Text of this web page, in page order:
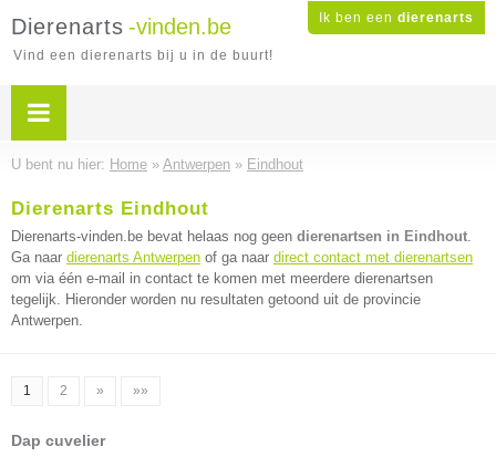
Ik ben een dierenarts
Dierenarts -vinden.be
Vind een dierenarts bij u in de buurt!
U bent nu hier: Home » Antwerpen » Eindhout
Dierenarts Eindhout
Dierenarts-vinden.be bevat helaas nog geen dierenartsen in Eindhout.
Ga naar dierenarts Antwerpen of ga naar direct contact met dierenartsen
om via één e-mail in contact te komen met meerdere dierenartsen
tegelijk. Hieronder worden nu resultaten getoond uit de provincie
Antwerpen.
1 2 » »»
Dap cuvelier